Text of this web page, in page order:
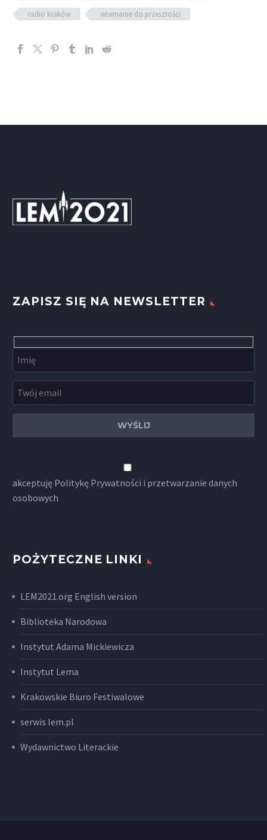
radio kraków
włamanie do przeszłości
ZAPISZ SIĘ NA NEWSLETTER
akceptuję Politykę Prywatności i przetwarzanie danych
osobowych
POŻYTECZNE LINKI
LEM2021.org English version
Biblioteka Narodowa
Instytut Adama Mickiewicza
Instytut Lema
Krakowskie Biuro Festiwalowe
serwis lem.pl
Wydawnictwo Literackie